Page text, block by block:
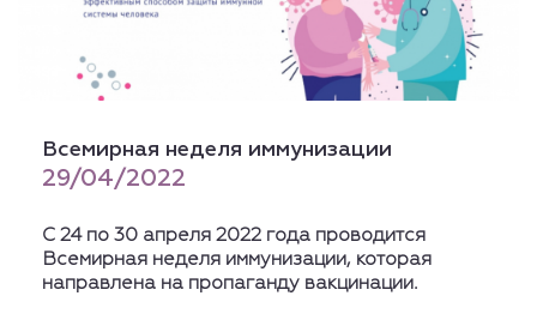
Всемирная неделя иммунизации
29/04/2022
С 24 по 30 апреля 2022 года проводится
Всемирная неделя иммунизации, которая
направлена на пропаганду вакцинации.